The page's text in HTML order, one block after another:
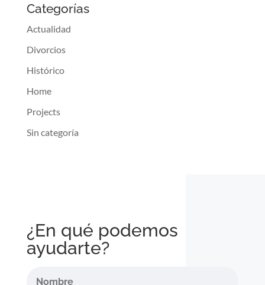
Categorías
Actualidad
Divorcios
Histórico
Home
Projects
Sin categoría
¿En qué podemos
ayudarte?